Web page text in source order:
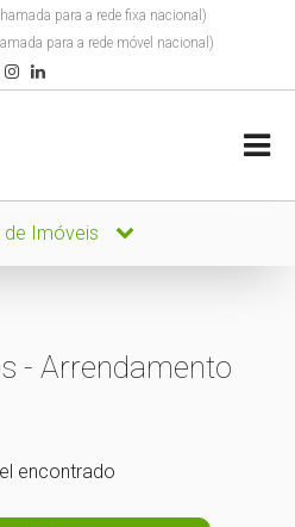
para a rede fixa nacional)
para a rede móvel nacional)
de Imóveis
- Arrendamento
encontrado